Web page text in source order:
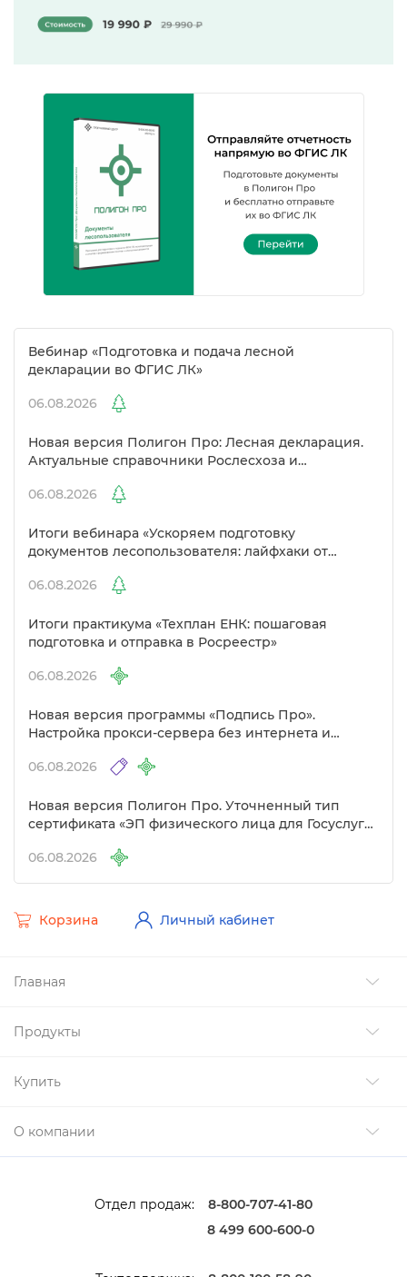
ебинар «Подготовка и подача лесной
декларации во ФГИС ЛК»
06.08.2026
Новая версия Полигон Про: Лесная декларация.
Актуальные справочники Рослесхоза и
06.08.2026
Итоги вебинара «Ускоряем подготовку
документов лесопользователя: лайфхаки от
06.08.2026
Итоги практикума «Техплан ЕНК: пошаговая
подготовка и отправка в Росреестр»
06.08.2026
Новая версия программы «Подпись Про».
Настройка прокси-сервера без интернета и
06.08.2026
Новая версия Полигон Про. Уточненный тип
сертификата «ЭП физического лица для Госуслуг»
06.08.2026
Главная
Продукты
Купить
О компании
Корзина Личный кабинет
Отдел продаж:
8-800-707-41-80
8 499 600-600-0